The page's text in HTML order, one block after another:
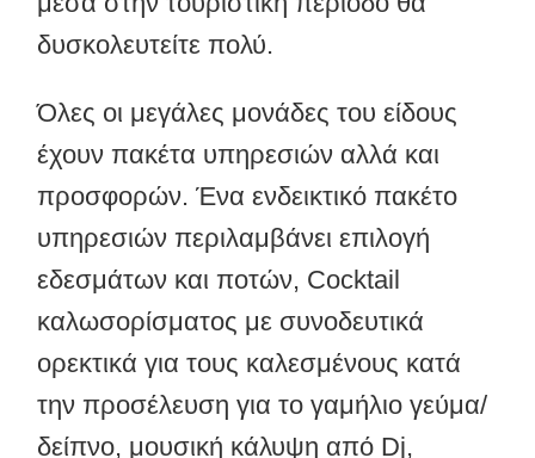
δυσκολευτείτε πολύ.
Όλες οι μεγάλες μονάδες του είδους
έχουν πακέτα υπηρεσιών αλλά και
προσφορών. Ένα ενδεικτικό πακέτο
υπηρεσιών περιλαμβάνει επιλογή
εδεσμάτων και ποτών, Cocktail
καλωσορίσματος με συνοδευτικά
ορεκτικά για τους καλεσμένους κατά
την προσέλευση για το γαμήλιο γεύμα/
δείπνο, μουσική κάλυψη από Dj,